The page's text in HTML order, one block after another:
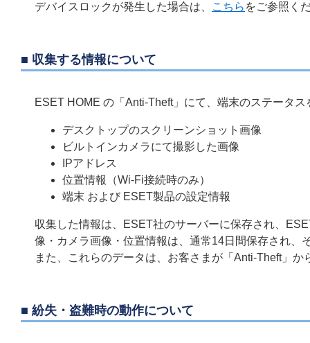
デバイスロックが発生した場合は、
こちら をご参照く
■ 収集する情報について
ESET HOME の「Anti-Theft」にて、端末のステータ
デスクトップのスクリーンショット画像
ビルトインカメラにて撮影した画像
IPアドレス
位置情報（Wi-Fi接続時のみ）
端末 および ESET製品の設定情報
収集した情報は、ESET社のサーバーに保存され、
像・カメラ画像・位置情報は、通常14日間保存され、
また、これらのデータは、お客さまが「Anti-Theft」
■ 紛失・盗難時の動作について